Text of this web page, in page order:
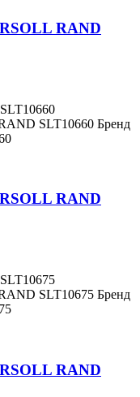
RAND
SLT10660 Бренд
RAND
SLT10675 Бренд
RAND